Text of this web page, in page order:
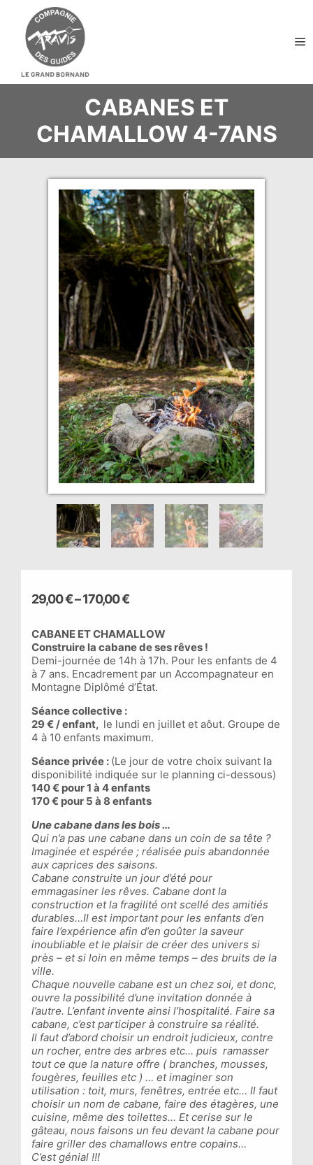
CABANES ET
CHAMALLOW 4-7ANS
29,00€–170,00€
CABANE ET CHAMALLOW
Construire la cabane de ses rêves !
Demi-journée de 14h à 17h. Pour les enfants de 4
à 7 ans. Encadrement par un Accompagnateur en
Montagne Diplômé d’État.
Séance collective :
29 € / enfant, le lundi en juillet et aôut. Groupe de
4 à 10 enfants maximum.
Séance privée : (Le jour de votre choix suivant la
disponibilité indiquée sur le planning ci-dessous)
140 € pour 1 à 4 enfants
170 € pour 5 à 8 enfants
Une cabane dans les bois …
Qui n’a pas une cabane dans un coin de sa tête ?
Imaginée et espérée ; réalisée puis abandonnée
aux caprices des saisons.
Cabane construite un jour d’été pour
emmagasiner les rêves. Cabane dont la
construction et la fragilité ont scellé des amitiés
durables…Il est important pour les enfants d’en
faire l’expérience afin d’en goûter la saveur
inoubliable et le plaisir de créer des univers si
près – et si loin en même temps – des bruits de la
ville.
Chaque nouvelle cabane est un chez soi, et donc,
ouvre la possibilité d’une invitation donnée à
l’autre. L’enfant invente ainsi l’hospitalité. Faire sa
cabane, c’est participer à construire sa réalité.
Il faut d’abord choisir un endroit judicieux, contre
un rocher, entre des arbres etc… puis ramasser
tout ce que la nature offre ( branches, mousses,
fougères, feuilles etc ) … et imaginer son
utilisation : toit, murs, fenêtres, entrée etc… Il faut
choisir un nom de cabane, faire des étagères, une
cuisine, même des toilettes… Et cerise sur le
gâteau, nous faisons un feu devant la cabane pour
faire griller des chamallows entre copains…
C’est génial !!!